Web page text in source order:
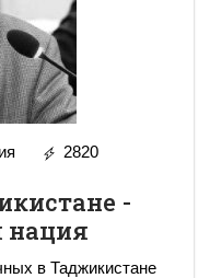
2820
-
нация
в Таджикистане